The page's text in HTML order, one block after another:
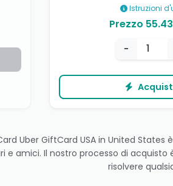
Istruzioni
Prezzo
−
Uber GiftCard USA in United
amici. Il nostro processo di
risolvere